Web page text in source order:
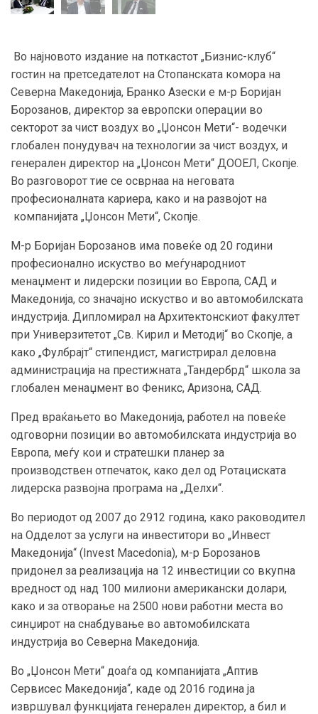
Во најновото издание на поткастот „Бизнис-клуб“
гостин на претседателот на Стопанската комора на
Северна Македонија, Бранко Азески е м-р Боријан
Борозанов, директор за европски операции во
секторот за чист воздух во „Џонсон Мети“- водечки
глобален понудувач на технологии за чист воздух, и
генерален директор на „Џонсон Мети“ ДООЕЛ, Скопје.
Во разговорот тие се осврнаа на неговата
професионалната кариера, како и на развојот на
компанијата „Џонсон Мети“, Скопје.
М-р Боријан Борозанов има повеќе од 20 години
професионално искуство во меѓународниот
менаџмент и лидерски позиции во Европа, САД и
Македонија, со значајно искуство и во автомобилската
индустрија. Дипломирал на Архитектонскиот факултет
при Универзитетот „Св. Кирил и Методиј“ во Скопје, а
како „Фулбрајт“ стипендист, магистрирал деловна
администрација на престижната „Тандербрд“ школа за
глобален менаџмент во Феникс, Аризона, САД.
Пред враќањето во Македонија, работел на повеќе
одговорни позиции во автомобилската индустрија во
Европа, меѓу кои и стратешки планер за
производствен отпечаток, како дел од Ротациската
лидерска развојна програма на „Делхи“.
Во периодот од 2007 до 2912 година, како раководител
на Одделот за услуги на инвеститори во „Инвест
Македонија“ (Invest Macedonia), м-р Борозанов
придонел за реализација на 12 инвестиции со вкупна
вредност од над 100 милиони американски долари,
како и за отворање на 2500 нови работни места во
синџирот на снабдување во автомобилската
индустрија во Северна Македонија.
Во „Џонсон Мети“ доаѓа од компанијата „Аптив
Сервисес Македонија“, каде од 2016 година ја
извршувал функцијата генерален директор, а бил и